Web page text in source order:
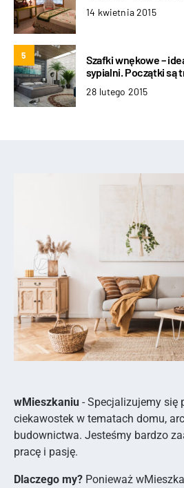
14 kwietnia 2015
5
Szafki wnękowe –
sypialni. Początki są
28 lutego 2015
wMieszkaniu - Specjalizujemy się
ciekawostek w tematach domu,
budownictwa. Jesteśmy bardzo
pracę i pasję.
Dlaczego my? Ponieważ